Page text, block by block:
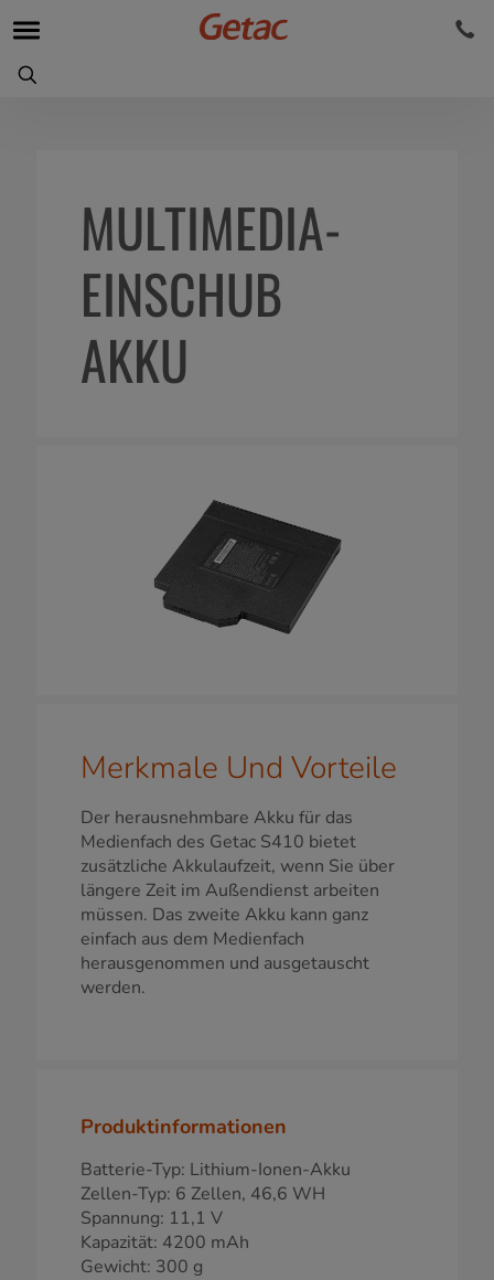
MULTIMEDIA-
EINSCHUB
AKKU
Merkmale Und Vorteile
Der herausnehmbare Akku für das
Medienfach des Getac S410 bietet
zusätzliche Akkulaufzeit, wenn Sie über
längere Zeit im Außendienst arbeiten
müssen. Das zweite Akku kann ganz
einfach aus dem Medienfach
herausgenommen und ausgetauscht
werden.
Produktinformationen
Batterie-Typ: Lithium-Ionen-Akku
Zellen-Typ: 6 Zellen, 46,6 WH
Spannung: 11,1 V
Kapazität: 4200 mAh
Gewicht: 300 g